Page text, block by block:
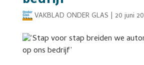
VAKBLAD ONDER GLAS | 20 juni